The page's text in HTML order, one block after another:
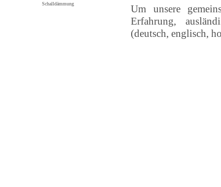
Schalldämmung
Um unsere
Erfahrung,
(deutsch, englisch,